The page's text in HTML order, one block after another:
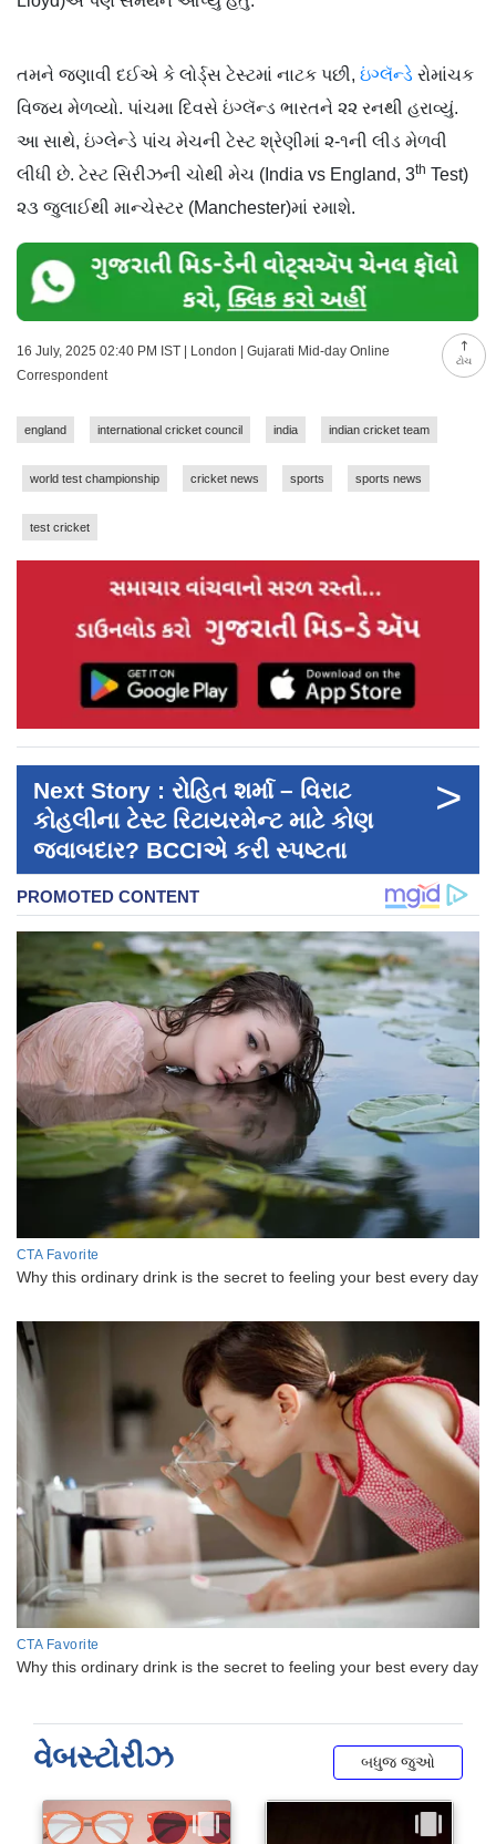
ટોચ
તમને જણાવી દઈએ કે લોર્ડ્સ ટેસ્ટમાં નાટક પછી, ઇંગ્લૅન્ડે રોમાંચક
વિજય મેળવ્યો. પાંચમા દિવસે ઇંગ્લૅન્ડ ભારતને ૨૨ રનથી હરાવ્યું.
આ સાથે, ઇંગ્લેન્ડે પાંચ મેચની ટેસ્ટ શ્રેણીમાં ૨-૧ની લીડ મેળવી
લીધી છે. ટેસ્ટ સિરીઝની ચોથી મેચ (India vs England, 3th Test)
૨૩ જુલાઈથી માન્ચેસ્ટર (Manchester)માં રમાશે.
16 July, 2025 02:40 PM IST | London | Gujarati Mid-day Online
Correspondent
england international cricket council india indian cricket team
world test championship cricket news sports sports news
test cricket
Next Story : રોહિત શર્મા – વિરાટ
કોહલીના ટેસ્ટ રિટાયરમેન્ટ માટે કોણ
જવાબદાર? BCCIએ કરી સ્પષ્ટતા
>
વેબસ્ટોરીઝ બધુજ જુઓ